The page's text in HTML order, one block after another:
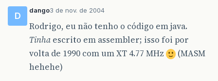
D
dango3 de nov. de 2004
Rodrigo, eu não tenho o código em java.
Tinha escrito em assembler; isso foi por
volta de 1990 com um XT 4.77 MHz
(MASM
hehehe)